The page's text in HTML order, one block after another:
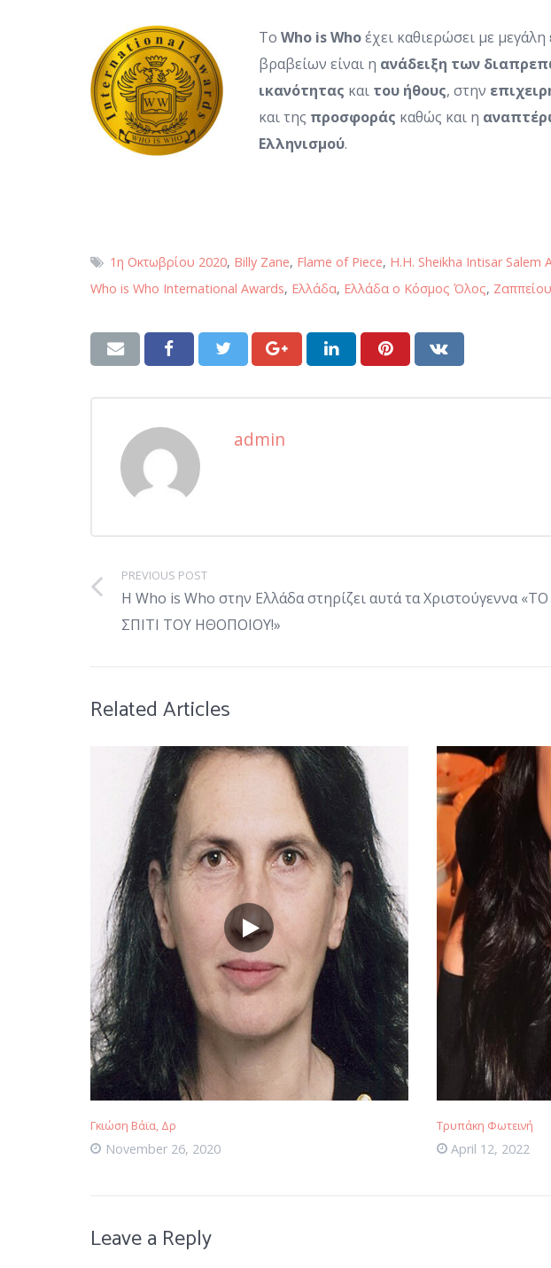
Το Who is Whoέχει καθιερώσει με μεγάλη
βραβείων είναι η ανάδειξη των
ικανότητας και του ήθους, στην
και της προσφοράς καθώς και η
Ελληνισμού.
1η Οκτωβρίου 2020, Billy Zane, Flame of Piece, H.H. Sheikha Intisar Salem
Who is Who International Awards, Ελλάδα, Ελλάδα ο Κόσμος Όλος,
admin
PREVIOUS POST
Η Who is Who στην Ελλάδα στηρίζει αυτά τα Χριστούγεννα «ΤΟ
ΣΠΙΤΙ ΤΟΥ ΗΘΟΠΟΙΟΥ!»
Related Articles
Γκιώση Βάϊα, Δρ
November 26, 2020
Τρυπάκη Φωτεινή
April 12, 2022
Leave a Reply